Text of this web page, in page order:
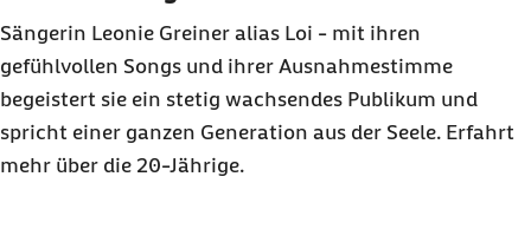
Sängerin Leonie Greiner alias Loi - mit ihren
gefühlvollen Songs und ihrer Ausnahmestimme
begeistert sie ein stetig wachsendes Publikum und
spricht einer ganzen Generation aus der Seele. Erfahrt
mehr über die 20-Jährige.